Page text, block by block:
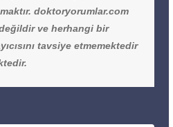
doktoryorumlar.com
ve herhangi bir
tavsiye etmemektedir